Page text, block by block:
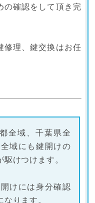
の確認をして頂き完
修理、鍵交換はお任
全域、千葉県全
域にも鍵開けの
けつけます。
けには身分確認
ります。